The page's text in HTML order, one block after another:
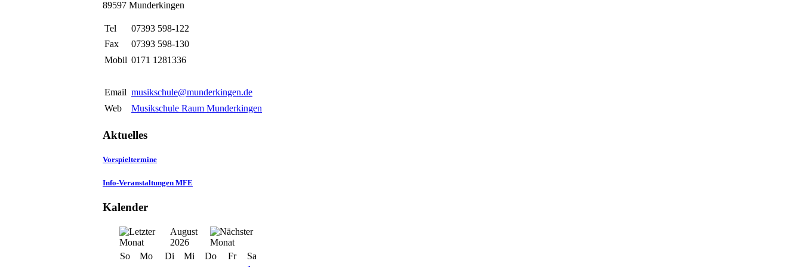
89597 Munderkingen
Tel
07393 598-122
Fax
07393 598-130
Mobil 0171 1281336
Email musikschule@munderkingen.de
Web
Musikschule Raum Munderkingen
Aktuelles
Vorspieltermine
Info-Veranstaltungen MFE
Kalender
August
2026
So
Mo Di Mi Do Fr
Sa